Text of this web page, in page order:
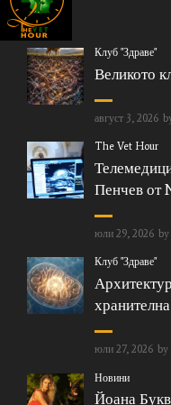
Клуб "Здраве"
Великото
август 3, 2026
The Vet Hour
Пенчев от
юли 29, 2026 by
Клуб "Здраве"
юли 27, 2026 by
Новини
Йоана